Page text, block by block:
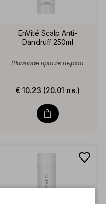
EnVité Scalp Anti-
Dandruff 250ml
Шампоан против пърхот
€ 10.23 (20.01 лв.)